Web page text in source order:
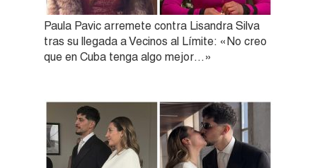
Paula Pavic arremete contra Lisandra Silva
tras su llegada a Vecinos al Límite: «No creo
que en Cuba tenga algo mejor…»